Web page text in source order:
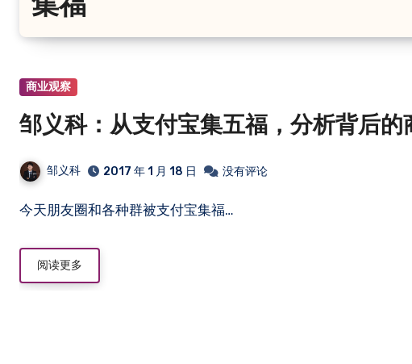
集福
商业观察
邹义科：从支付宝集五福，分析背后的
邹义科 2017 年 1 月 18 日 没有评论
今天朋友圈和各种群被支付宝集福…
阅读更多